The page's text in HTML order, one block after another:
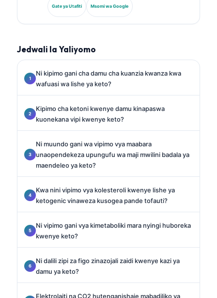
Rais wa zamani wa Jumuiya ya Ujerumani ya Kemia
ya Kliniki, na anajikita katika uchambuzi wa paneli za
Gate ya Utafiti Msomi wa Google
Jedwali la Yaliyomo
Ni kipimo gani cha damu cha kuanzia kwanza kwa
wafuasi wa lishe ya keto?
Kipimo cha ketoni kwenye damu kinapaswa
kuonekana vipi kwenye keto?
Ni muundo gani wa vipimo vya maabara
unaopendekeza upungufu wa maji mwilini badala ya
maendeleo ya keto?
Kwa nini vipimo vya kolesteroli kwenye lishe ya
ketogenic vinaweza kusogea pande tofauti?
Ni vipimo gani vya kimetaboliki mara nyingi huboreka
kwenye keto?
Ni dalili zipi za figo zinazojali zaidi kwenye kazi ya
damu ya keto?
Elektrolaiti na CO2 hutenganishaje mabadiliko ya